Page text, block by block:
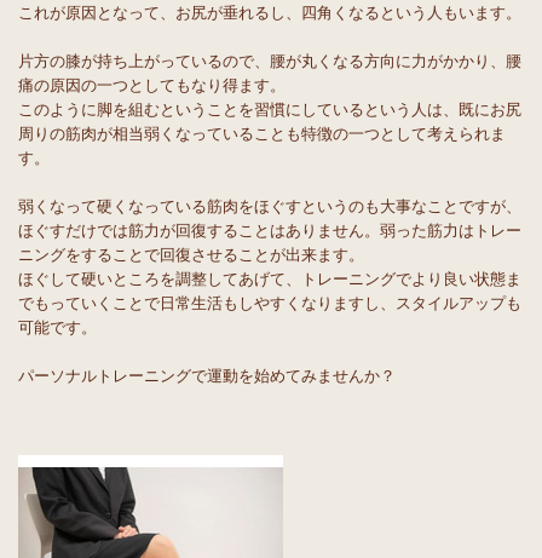
これが原因となって、お尻が垂れるし、四角くなるという人もいます。
片方の膝が持ち上がっているので、腰が丸くなる方向に力がかかり、腰
痛の原因の一つとしてもなり得ます。
このように脚を組むということを習慣にしているという人は、既にお尻
周りの筋肉が相当弱くなっていることも特徴の一つとして考えられま
す。
弱くなって硬くなっている筋肉をほぐすというのも大事なことですが、
ほぐすだけでは筋力が回復することはありません。弱った筋力はトレー
ニングをすることで回復させることが出来ます。
ほぐして硬いところを調整してあげて、トレーニングでより良い状態ま
でもっていくことで日常生活もしやすくなりますし、スタイルアップも
可能です。
パーソナルトレーニングで運動を始めてみませんか？